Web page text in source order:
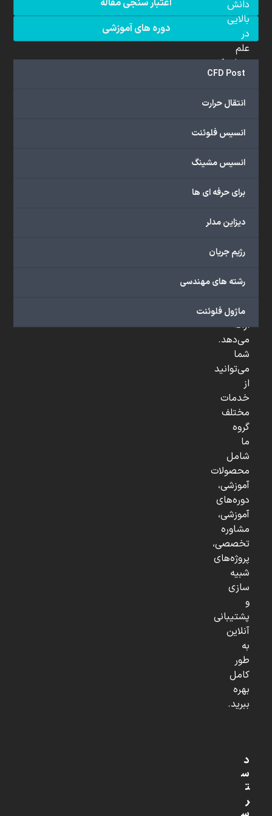
اعتبار سنجی مقاله
دوره های آموزشی
CFD Post
انتقال حرارت
انسیس فلوئنت
انسیس مشینگ
برای حرفه ای ها
دیزاین مدلر
رژیم جریان
رشته های مهندسی
ماژول فلوئنت
دانش
بالایی
در
علم
دینامیک
سیالات
(CFD)
هستند.
ما
گسترده‌ای
با
دانشگاهی،
صنعتی
...
ارائه
می‌دهد.
شما
می‌توانید
از
خدمات
مختلف
گروه
ما
شامل
محصولات
آموزشی،
دوره‌های
آموزشی،
مشاوره
تخصصی،
پروژه‌های
شبیه
سازی
و
پشتیبانی
آنلاین
به
طور
کامل
بهره
ببرید.
د
س
ت
ر